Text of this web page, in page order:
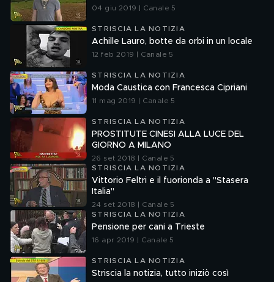
04 giu 2019 | Canale 5
STRISCIA LA NOTIZIA
Achille Lauro, botte da orbi in un locale
12 feb 2019 | Canale 5
STRISCIA LA NOTIZIA
Moda Caustica con Francesca Cipriani
11 mag 2019 | Canale 5
STRISCIA LA NOTIZIA
PROSTITUTE CINESI ALLA LUCE DEL
GIORNO A MILANO
26 set 2018 | Canale 5
STRISCIA LA NOTIZIA
Vittorio Feltri e il fuorionda a "Stasera
Italia"
24 set 2018 | Canale 5
STRISCIA LA NOTIZIA
Pensione per cani a Trieste
16 apr 2019 | Canale 5
STRISCIA LA NOTIZIA
Striscia la notizia, tutto iniziò così